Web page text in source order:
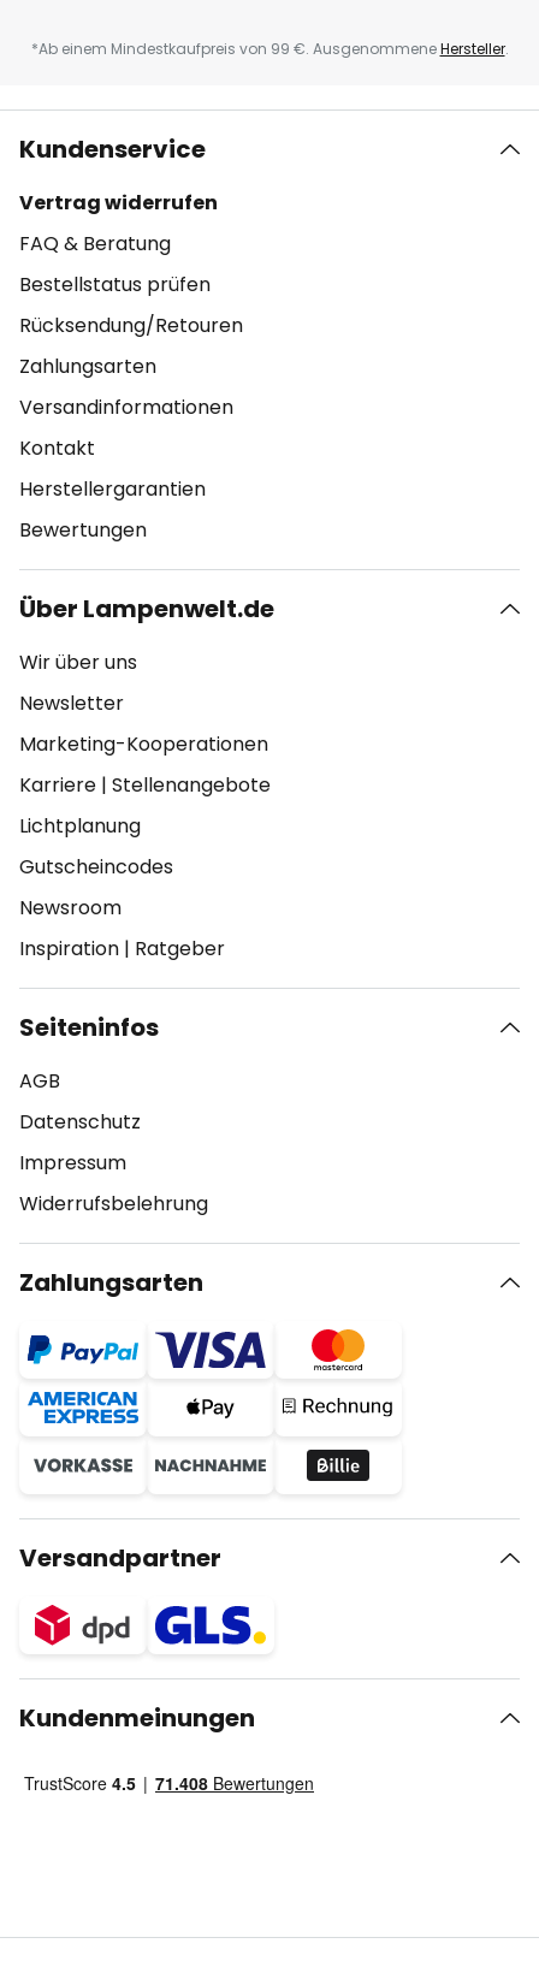
*Ab einem Mindestkaufpreis von 99 €. AusgenommeneHersteller.
Kundenservice
Vertrag widerrufen
FAQ & Beratung
Bestellstatus prüfen
Rücksendung/Retouren
Zahlungsarten
Versandinformationen
Kontakt
Herstellergarantien
Bewertungen
Über Lampenwelt.de
Wir über uns
Newsletter
Marketing-Kooperationen
Karriere | Stellenangebote
Lichtplanung
Gutscheincodes
Newsroom
Inspiration | Ratgeber
Seiteninfos
AGB
Datenschutz
Impressum
Widerrufsbelehrung
Zahlungsarten
Versandpartner
Kundenmeinungen